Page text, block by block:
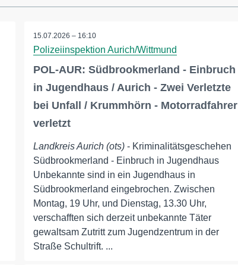
15.07.2026 – 16:10
Polizeiinspektion Aurich/Wittmund
POL-AUR: Südbrookmerland - Einbruch
in Jugendhaus / Aurich - Zwei Verletzte
bei Unfall / Krummhörn - Motorradfahrer
verletzt
Landkreis Aurich (ots)- Kriminalitätsgeschehen
Südbrookmerland - Einbruch in Jugendhaus
Unbekannte sind in ein Jugendhaus in
Südbrookmerland eingebrochen. Zwischen
Montag, 19 Uhr, und Dienstag, 13.30 Uhr,
verschafften sich derzeit unbekannte Täter
gewaltsam Zutritt zum Jugendzentrum in der
Straße Schultrift. ...